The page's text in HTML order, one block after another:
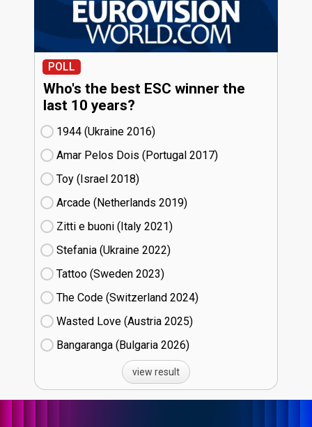
POLL
Who's the best ESC winner the
last 10 years?
1944 (Ukraine
16)
Amar Pelos Dois (Portugal
17)
Toy (Israel
18)
Arcade (Netherlands
19)
Zitti e buoni​ (Italy
21)
Stefania (Ukraine
22)
Tattoo (Sweden
23)
The Code (Switzerland
24)
Wasted Love (Austria
25)
Bangaranga (Bulgaria
26)
view result